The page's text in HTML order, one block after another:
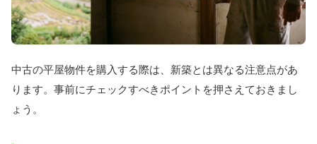
中古の平屋物件を購入する際は、新築とは異なる注意点があ
ります。事前にチェックすべきポイントを押さえておきまし
ょう。